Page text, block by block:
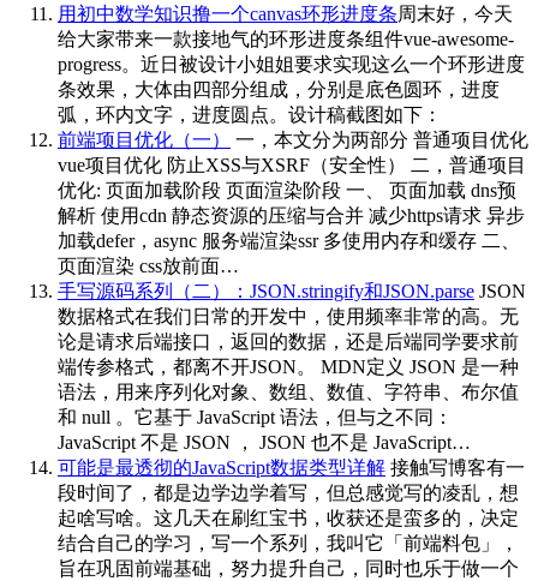
用初中数学知识撸一个canvas环形进度条周末好，今天
给大家带来一款接地气的环形进度条组件vue-awesome-
progress。近日被设计小姐姐要求实现这么一个环形进度
条效果，大体由四部分组成，分别是底色圆环，进度
弧，环内文字，进度圆点。设计稿截图如下：
前端项目优化（一）
一，本文分为两部分 普通项目优化
vue项目优化 防止XSS与XSRF（安全性） 二，普通项目
优化: 页面加载阶段 页面渲染阶段 一、 页面加载 dns预
解析 使用cdn 静态资源的压缩与合并 减少https请求 异步
加载defer，async 服务端渲染ssr 多使用内存和缓存 二、
页面渲染 css放前面…
手写源码系列（二）：JSON.stringify和JSON.parse JSON
数据格式在我们日常的开发中，使用频率非常的高。无
论是请求后端接口，返回的数据，还是后端同学要求前
端传参格式，都离不开JSON。 MDN定义 JSON 是一种
语法，用来序列化对象、数组、数值、字符串、布尔值
和 null 。它基于 JavaScript 语法，但与之不同：
JavaScript 不是 JSON ， JSON 也不是 JavaScript…
可能是最透彻的JavaScript数据类型详解 接触写博客有一
段时间了，都是边学边学着写，但总感觉写的凌乱，想
起啥写啥。这几天在刷红宝书，收获还是蛮多的，决定
结合自己的学习，写一个系列，我叫它「前端料包」，
旨在巩固前端基础，努力提升自己，同时也乐于做一个